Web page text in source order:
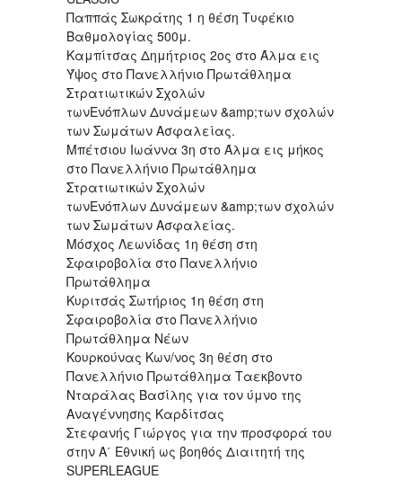
Παππάς Σωκράτης 1 η θέση Τυφέκιο
Βαθμολογίας 500μ.
Καμπίτσας Δημήτριος 2ος στο Άλμα εις
Ύψος στο Πανελλήνιο Πρωτάθλημα
Στρατιωτικών Σχολών
τωνΕνόπλων Δυνάμεων &amp;των σχολών
των Σωμάτων Ασφαλείας.
Μπέτσιου Ιωάννα 3η στο Άλμα εις μήκος
στο Πανελλήνιο Πρωτάθλημα
Στρατιωτικών Σχολών
τωνΕνόπλων Δυνάμεων &amp;των σχολών
των Σωμάτων Ασφαλείας.
Μόσχος Λεωνίδας 1η θέση στη
Σφαιροβολία στο Πανελλήνιο
Πρωτάθλημα
Κυριτσάς Σωτήριος 1η θέση στη
Σφαιροβολία στο Πανελλήνιο
Πρωτάθλημα Νέων
Κουρκούνας Κων/νος 3η θέση στο
Πανελλήνιο Πρωτάθλημα Ταεκβοντο
Νταράλας Βασίλης για τον ύμνο της
Αναγέννησης Καρδίτσας
Στεφανής Γιώργος για την προσφορά του
στην Α΄ Εθνική ως βοηθός Διαιτητή της
SUPERLEAGUE